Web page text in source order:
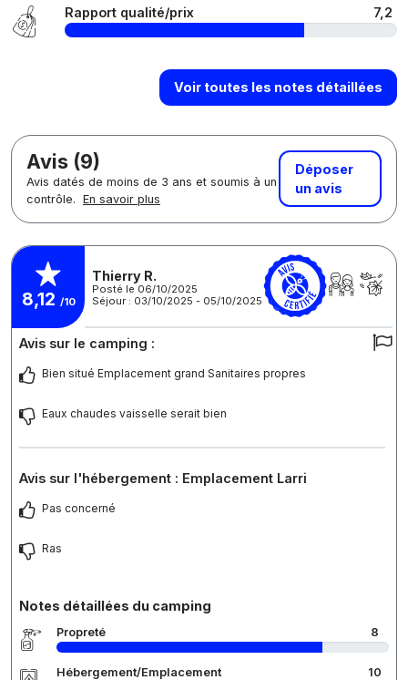
Rapport qualité/prix 7,2
Voir toutes les notes détaillées
Avis (9)
Avis datés de moins de 3 ans et soumis à un
contrôle. En savoir plus
Déposer
un avis
8,12 /10
Thierry R.
Posté le 06/10/2025
Séjour : 03/10/2025 - 05/10/2025
Avis sur le camping :
Bien situé Emplacement grand Sanitaires propres
Eaux chaudes vaisselle serait bien
Avis sur l'hébergement : Emplacement Larri
Pas concerné
Ras
Notes détaillées du camping
Propreté 8
Hébergement/Emplacement 10